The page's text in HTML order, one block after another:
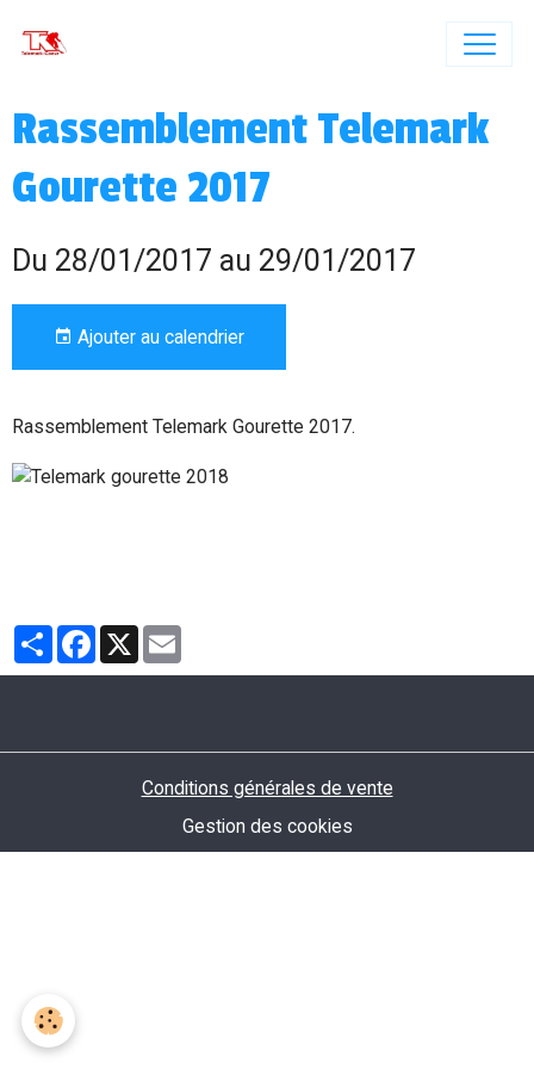
Rassemblement Telemark
Gourette 2017
Du 28/01/2017 au 29/01/2017
Ajouter au calendrier
Rassemblement Telemark Gourette 2017.
PartagerFacebook
X
Conditions générales de vente
Gestion des cookies